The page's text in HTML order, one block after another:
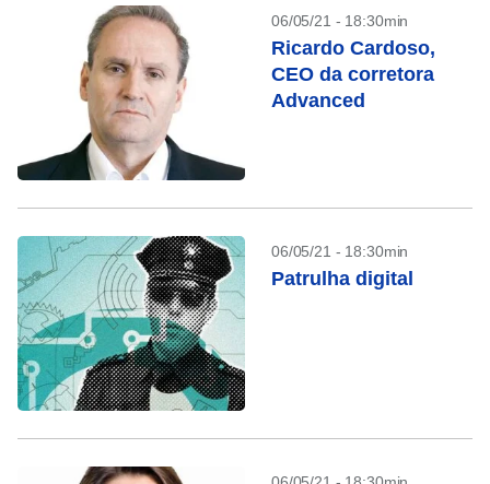
06/05/21 - 18:30min
Ricardo Cardoso,
CEO da corretora
Advanced
06/05/21 - 18:30min
Patrulha digital